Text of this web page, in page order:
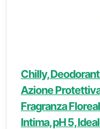
Chilly,
Azione
Fragranza
Intima, pH 5,